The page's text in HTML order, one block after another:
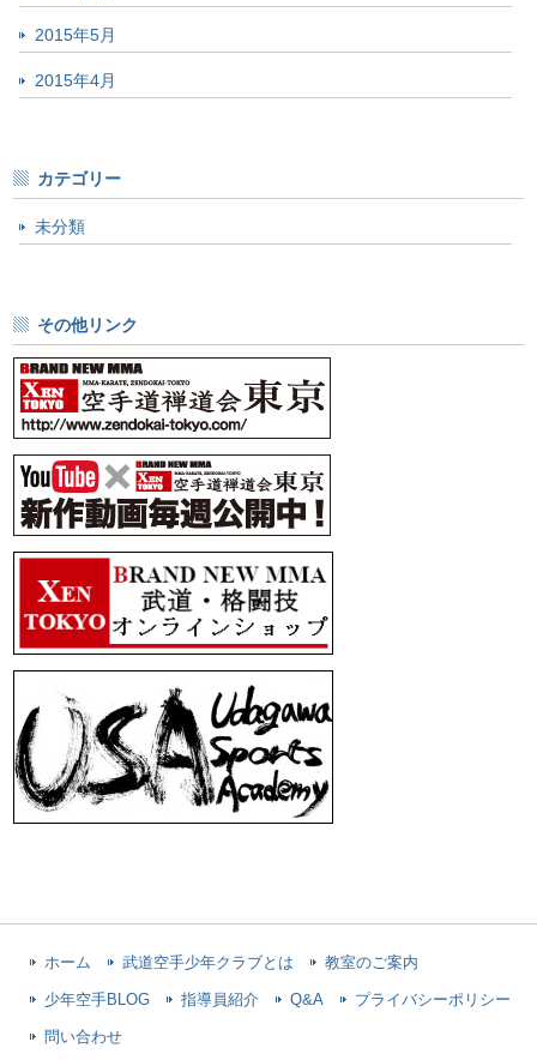
2015年5月
2015年4月
カテゴリー
未分類
その他リンク
ホーム 武道空手少年クラブとは 教室のご案内
少年空手BLOG 指導員紹介 Q&A プライバシーポリシー
問い合わせ